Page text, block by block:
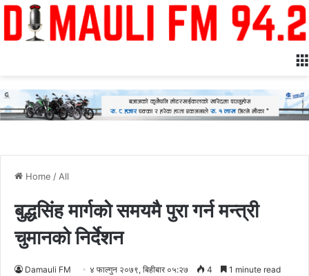
Home / All
बुद्धसिंह मार्गको समयमै पुरा गर्न मन्त्री
चुमानको निर्देशन
Damauli FM ४ फाल्गुन २०७९, बिहीबार ०५:२७ 4 1 minute read